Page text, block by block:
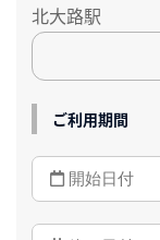
北大路駅
ご利用期間